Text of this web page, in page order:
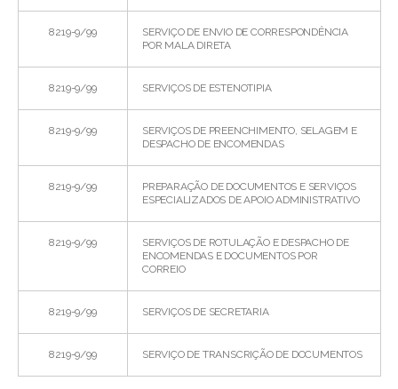
8219-9/99
SERVIÇO DE ENVIO DE CORRESPONDÊNCIA
POR MALA DIRETA
8219-9/99 SERVIÇOS DE ESTENOTIPIA
8219-9/99
SERVIÇOS DE PREENCHIMENTO, SELAGEM E
DESPACHO DE ENCOMENDAS
8219-9/99
PREPARAÇÃO DE DOCUMENTOS E SERVIÇOS
ESPECIALIZADOS DE APOIO ADMINISTRATIVO
8219-9/99
SERVIÇOS DE ROTULAÇÃO E DESPACHO DE
ENCOMENDAS E DOCUMENTOS POR
CORREIO
8219-9/99 SERVIÇOS DE SECRETARIA
8219-9/99 SERVIÇO DE TRANSCRIÇÃO DE DOCUMENTOS